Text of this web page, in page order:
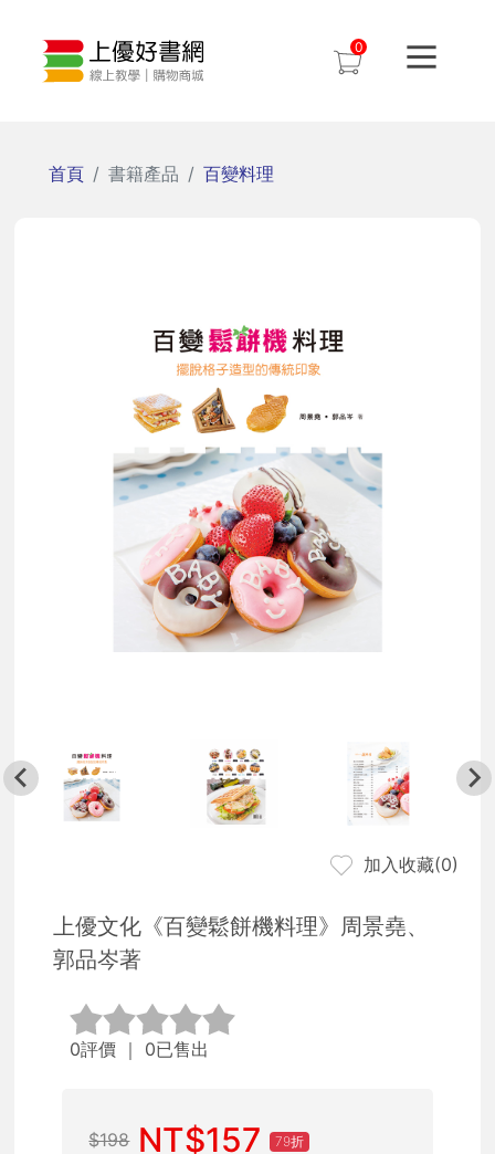
0
首頁 書籍產品 百變料理
加入收藏(0)
上優文化《百變鬆餅機料理》周景堯、
郭品岑著
0評價 ｜ 0已售出
$198 NT$157 79折